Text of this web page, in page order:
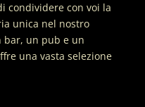
condividere con voi la
unica nel nostro
bar, un pub e un
una vasta selezione